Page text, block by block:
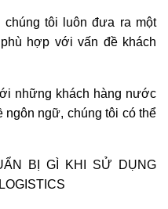
chúng tôi luôn đưa ra một
hợp với vấn đề khách
những khách hàng nước
ngôn ngữ, chúng tôi có thể
BỊ GÌ KHI SỬ DỤNG